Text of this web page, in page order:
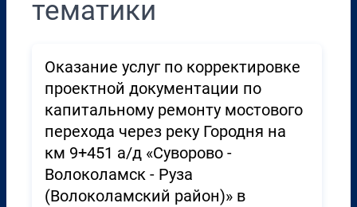
тематики
Оказание услуг по корректировке
проектной документации по
капитальному ремонту мостового
перехода через реку Городня на
км 9+451 а/д «Суворово -
Волоколамск - Руза
(Волоколамский район)» в